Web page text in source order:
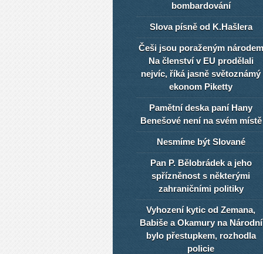
bombardování
Slova písně od K.Hašlera
Češi jsou poraženým národem
Na členství v EU prodělali
nejvíc, říká jasně světoznámý
ekonom Piketty
Pamětní deska paní Hany
Benešové není na svém místě
Nesmíme být Slované
Pan P. Bělobrádek a jeho
spřízněnost s některými
zahraničními politiky
Vyhození kytic od Zemana,
Babiše a Okamury na Národní
bylo přestupkem, rozhodla
policie